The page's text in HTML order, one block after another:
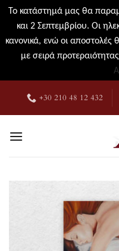
Το κατάστημά μας θα
και 2 Σεπτεμβρίου. Οι
κανονικά, ενώ οι αποστολές
με σειρά
περιεχόμενο
+30 210 48 12 432